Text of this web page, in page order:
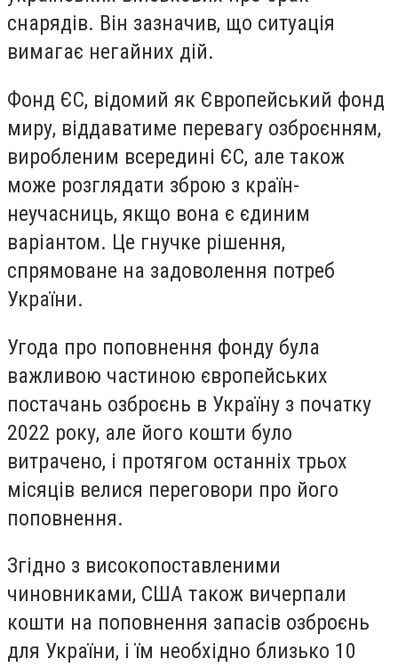
снарядів. Він зазначив, що ситуація
вимагає негайних дій.
Фонд ЄС, відомий як Європейський фонд
миру, віддаватиме перевагу озброєнням,
виробленим всередині ЄС, але також
може розглядати зброю з країн-
неучасниць, якщо вона є єдиним
варіантом. Це гнучке рішення,
спрямоване на задоволення потреб
України.
Угода про поповнення фонду була
важливою частиною європейських
постачань озброєнь в Україну з початку
2022 року, але його кошти було
витрачено, і протягом останніх трьох
місяців велися переговори про його
поповнення.
Згідно з високопоставленими
чиновниками, США також вичерпали
кошти на поповнення запасів озброєнь
для України, і їм необхідно близько 10